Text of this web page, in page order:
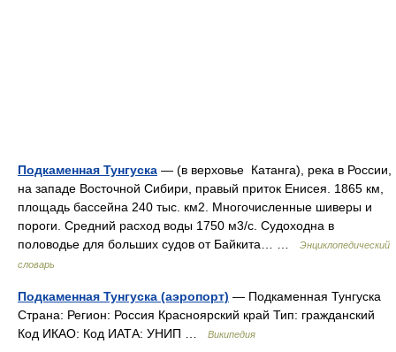
Подкаменная Тунгуска — (в верховье Катанга), река в России,
на западе Восточной Сибири, правый приток Енисея. 1865 км,
площадь бассейна 240 тыс. км2. Многочисленные шиверы и
пороги. Средний расход воды 1750 м3/с. Судоходна в
половодье для больших судов от Байкита… …
Энциклопедический
словарь
Подкаменная Тунгуска (аэропорт) — Подкаменная Тунгуска
Страна: Регион: Россия Красноярский край Тип: гражданский
Код ИКАО: Код ИАТА: УНИП …
Википедия